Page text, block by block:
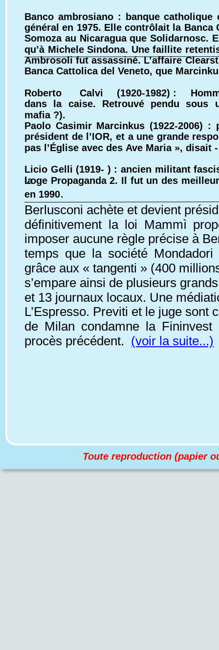
Banco ambrosiano : banque
général en 1975. Elle contrôlait la
Somoza au Nicaragua que Solidarnosc.
qu’à Michele Sindona. Une faillite
Ambrosoli fut assassiné. L’affaire
Banca Cattolica del Veneto, que
Roberto Calvi (1920-1982) :
dans la caise. Retrouvé pendu sous
mafia ?).
Paolo Casimir Marcinkus (1922-2006)
président de l’IOR, et a une grande
pas l’Église avec des Ave Maria », disait
Licio Gelli (1919- ) : ancien militant
la
Loge Propaganda 2. Il fut un des
en 1990.
Berlusconi achète et devient
définitivement la loi Mammì
imposer aucune règle précise à
temps que la société
grâce aux « tangenti » (400
s’empare ainsi de plusieurs
et 13 journaux locaux. Une
L’Espresso. Previti et le juge sont
de Milan condamne la
procès précédent. (voir la suite...)
Toute reproduction (papier